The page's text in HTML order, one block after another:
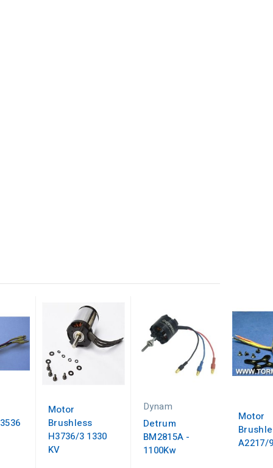
Motor
Brushless
H3736/3 1330
KV
Dynam
Detrum
BM2815A -
1100Kw
Motor
A2217/